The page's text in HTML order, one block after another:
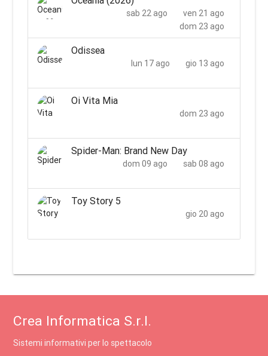
ven 21 ago
sab 22 ago
dom 23 ago
Odissea
gio 13 ago
lun 17 ago
Oi Vita Mia
dom 23 ago
Spider-Man: Brand New Day
sab 08 ago
dom 09 ago
Toy Story 5
gio 20 ago
Crea Informatica S.r.l.
Sistemi informativi per lo spettacolo